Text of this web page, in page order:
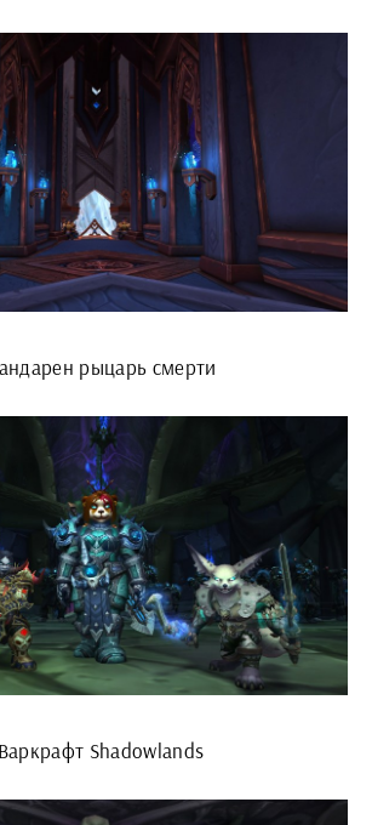
рыцарь смерти
Варкрафт Shadowlands